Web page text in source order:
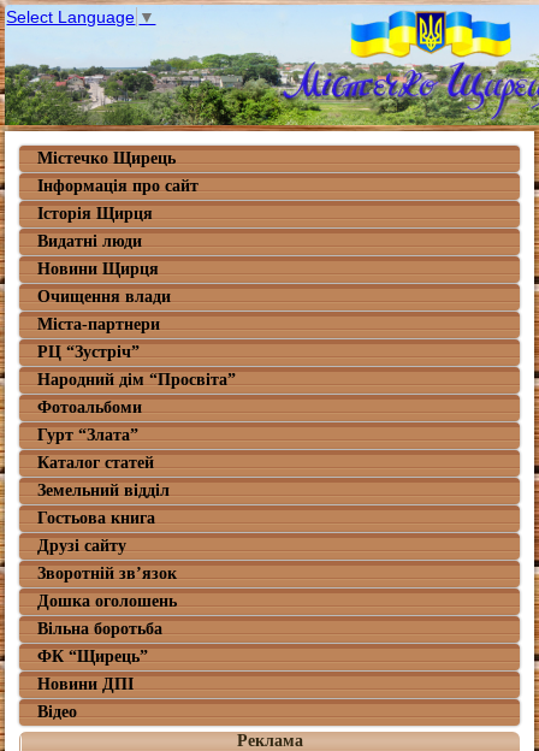
Select Language ▼
Містечко Щирець
Інформація про сайт
Історія Щирця
Видатні люди
Новини Щирця
Очищення влади
Міста-партнери
РЦ “Зустріч”
Народний дім “Просвіта”
Фотоальбоми
Гурт “Злата”
Каталог статей
Земельний відділ
Гостьова книга
Друзі сайту
Зворотній зв’язок
Дошка оголошень
Вільна боротьба
ФК “Щирець”
Новини ДПІ
Відео
Реклама